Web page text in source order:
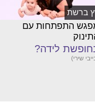
ברשת
התפתחות עם
לידה?
שירי)